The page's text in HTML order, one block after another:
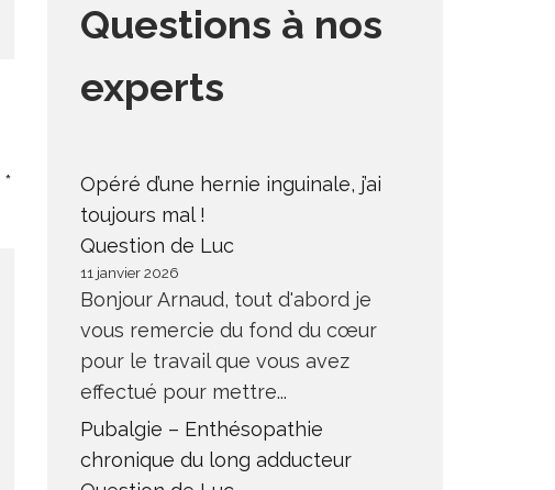
*
Questions à nos
experts
Opéré d’une hernie inguinale, j’ai
toujours mal !
Question de Luc
11 janvier 2026
Bonjour Arnaud, tout d'abord je
vous remercie du fond du cœur
pour le travail que vous avez
effectué pour mettre...
Pubalgie – Enthésopathie
chronique du long adducteur